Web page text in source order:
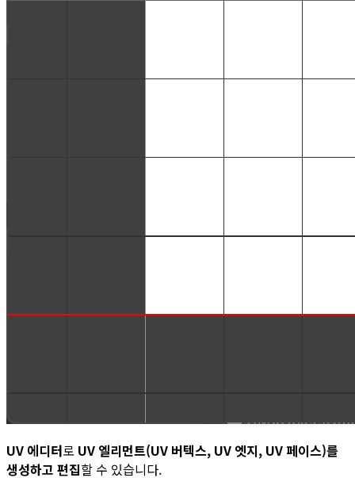
UV 에디터로 UV 엘리먼트(UV 버텍스, UV 엣지, UV 페이스)를
생성하고 편집할 수 있습니다.